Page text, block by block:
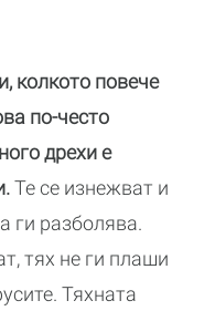
колкото повече
по-често
дрехи е
Те се изнежват и
ги разболява.
тях не ги плаши
Тяхната